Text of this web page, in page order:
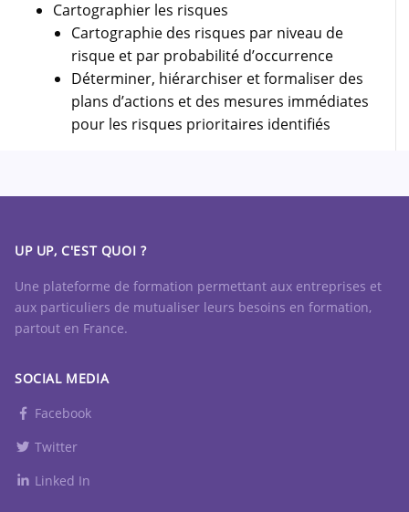
Cartographier les risques
Cartographie des risques par niveau de
risque et par probabilité d’occurrence
Déterminer, hiérarchiser et formaliser des
plans d’actions et des mesures immédiates
pour les risques prioritaires identifiés
UP UP, C'EST QUOI ?
Une plateforme de formation permettant aux entreprises et
aux particuliers de mutualiser leurs besoins en formation,
partout en France.
SOCIAL MEDIA
Facebook
Twitter
Linked In